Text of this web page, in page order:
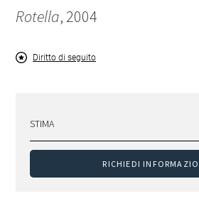
Rotella, 2004
Diritto di seguito
STIMA
RICHIEDI